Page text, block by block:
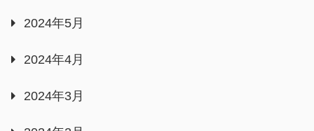
2024年5月
2024年4月
2024年3月